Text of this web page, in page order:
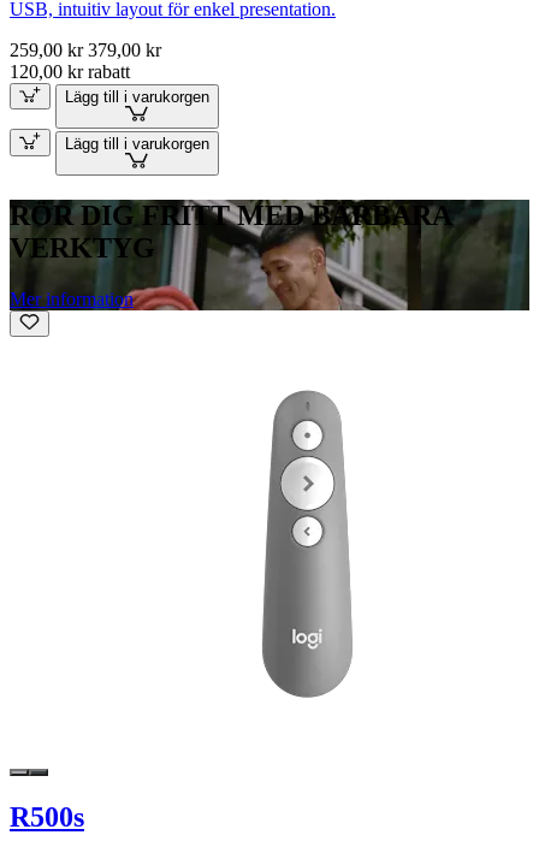
USB, intuitiv layout för enkel presentation.
259,00 kr 379,00 kr
120,00 kr rabatt
Lägg till i varukorgen
Lägg till i varukorgen
RÖR DIG FRITT MED BÄRBARA
VERKTYG
Mer information
R500s